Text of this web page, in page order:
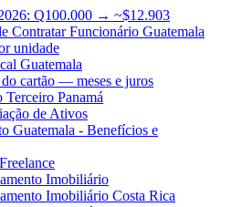
Q100.000 → ~$12.903
Contratar Funcionário Guatemala
unidade
Guatemala
cartão — meses e juros
Panamá
de Ativos
Guatemala - Benefícios e
Imobiliário
Imobiliário Costa Rica